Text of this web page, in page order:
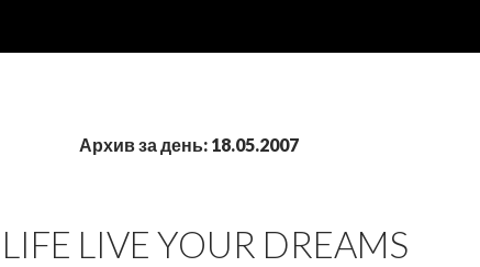
Архив за день: 18.05.2007
LIVE YOUR DREAMS